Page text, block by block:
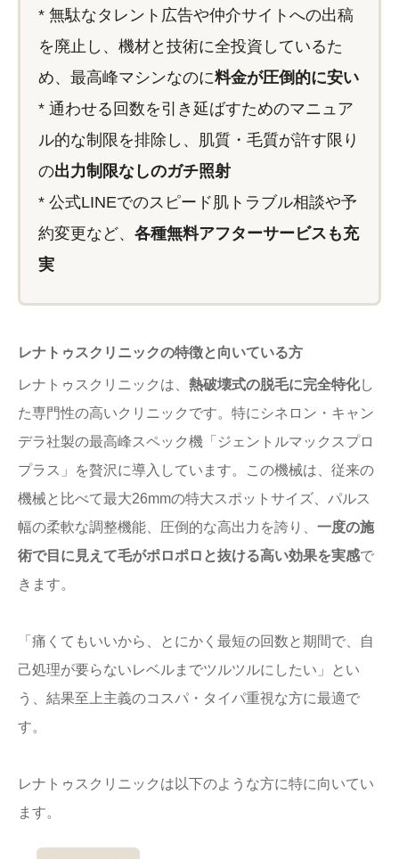
* 無駄なタレント広告や仲介サイトへの出稿
を廃止し、機材と技術に全投資しているた
め、最高峰マシンなのに料金が圧倒的に安い
* 通わせる回数を引き延ばすためのマニュア
ル的な制限を排除し、肌質・毛質が許す限り
の出力制限なしのガチ照射
* 公式LINEでのスピード肌トラブル相談や予
約変更など、 各種無料アフターサービスも充
実
レナトゥスクリニックの特徴と向いている方
レナトゥスクリニックは、 熱破壊式の脱毛に完全特化し
た専門性の高いクリニックです。特にシネロン・キャン
デラ社製の最高峰スペック機「ジェントルマックスプロ
プラス」を贅沢に導入しています。この機械は、従来の
機械と比べて最大26mmの特大スポットサイズ、パルス
幅の柔軟な調整機能、圧倒的な高出力を誇り、 一度の施
術で目に見えて毛がポロポロと抜ける高い効果を実感で
きます。
「痛くてもいいから、とにかく最短の回数と期間で、自
己処理が要らないレベルまでツルツルにしたい」とい
う、結果至上主義のコスパ・タイパ重視な方に最適で
す。
レナトゥスクリニックは以下のような方に特に向いてい
ます。